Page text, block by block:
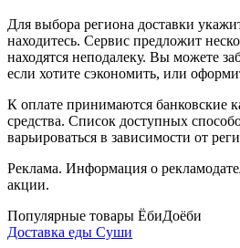
Для выбора региона доставки
находитесь. Сервис предложит
находятся неподалеку. Вы можете
если хотите сэкономить, или
К оплате принимаются банковские
средства. Список доступных
варьироваться в зависимости от
Реклама. Информация о
акции.
Популярные товары ЁбиДоёби
Доставка еды Суши